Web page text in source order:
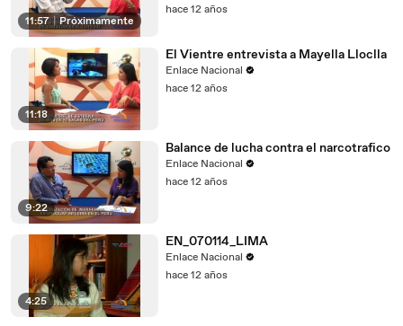
11:57 | Próximamente
hace 12 años
11:18
El Vientre entrevista a Mayella Lloclla
Enlace Nacional
hace 12 años
9:22
Balance de lucha contra el narcotrafico
Enlace Nacional
hace 12 años
4:25
EN_070114_LIMA
Enlace Nacional
hace 12 años